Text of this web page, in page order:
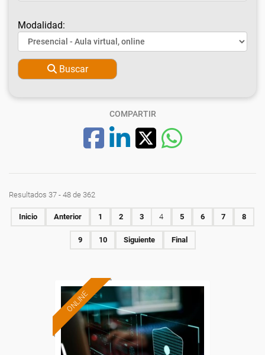
Modalidad:
Buscar
COMPARTIR
Resultados 37 - 48 de 362
Inicio Anterior 1 2 3 4 5 6 7 8
9 10 Siguiente Final
ONLINE
Formación 100%
subvencionada.